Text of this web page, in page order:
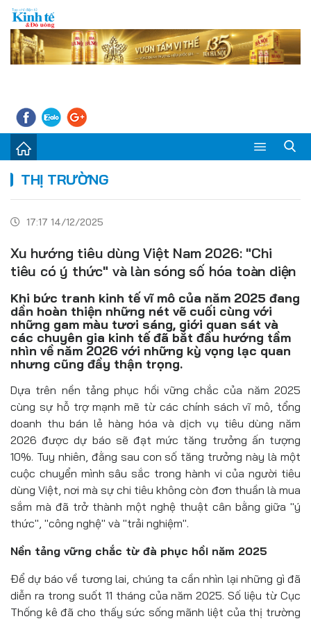
Kinh tế - Tiêu dùng
Đời sống
Thị trường
Đồ uống
Pháp luật
Multimedia
THỊ TRƯỜNG
17:17 14/12/2025
Xu hướng tiêu dùng Việt Nam 2026: "Chi
tiêu có ý thức" và làn sóng số hóa toàn diện
Khi bức tranh kinh tế vĩ mô của năm 2025 đang
dần hoàn thiện những nét vẽ cuối cùng với
những gam màu tươi sáng, giới quan sát và
các chuyên gia kinh tế đã bắt đầu hướng tầm
nhìn về năm 2026 với những kỳ vọng lạc quan
nhưng cũng đầy thận trọng.
Dựa trên nền tảng phục hồi vững chắc của năm 2025
cùng sự hỗ trợ mạnh mẽ từ các chính sách vĩ mô, tổng
doanh thu bán lẻ hàng hóa và dịch vụ tiêu dùng năm
2026 được dự báo sẽ đạt mức tăng trưởng ấn tượng
10%. Tuy nhiên, đằng sau con số tăng trưởng này là một
cuộc chuyển mình sâu sắc trong hành vi của người tiêu
dùng Việt, nơi mà sự chi tiêu không còn đơn thuần là mua
sắm mà đã trở thành một nghệ thuật cân bằng giữa "ý
thức", "công nghệ" và "trải nghiệm".
Nền tảng vững chắc từ đà phục hồi năm 2025
Để dự báo về tương lai, chúng ta cần nhìn lại những gì đã
diễn ra trong suốt 11 tháng của năm 2025. Số liệu từ Cục
Thống kê đã cho thấy sức sống mãnh liệt của thị trường